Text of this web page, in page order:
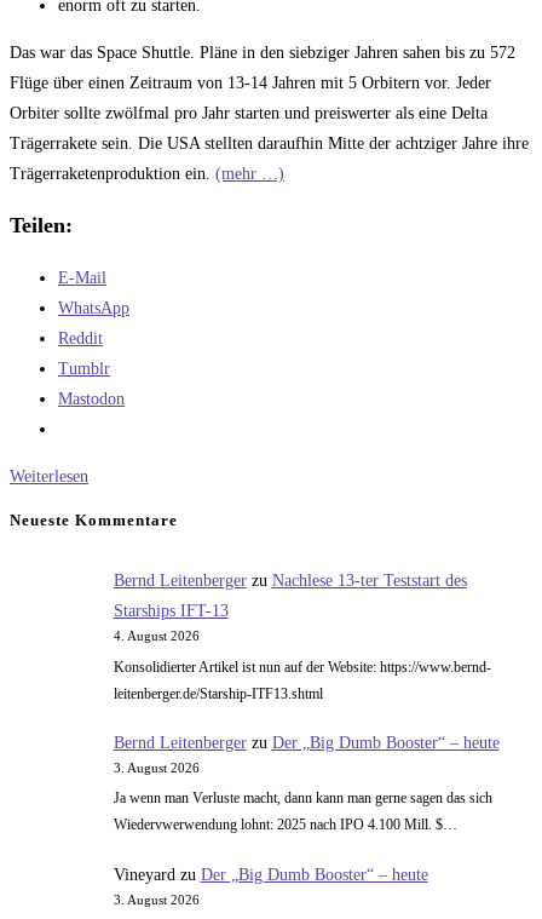
enorm oft zu starten.
Das war das Space Shuttle. Pläne in den siebziger Jahren sahen bis zu 572
Flüge über einen Zeitraum von 13-14 Jahren mit 5 Orbitern vor. Jeder
Orbiter sollte zwölfmal pro Jahr starten und preiswerter als eine Delta
Trägerrakete sein. Die USA stellten daraufhin Mitte der achtziger Jahre ihre
Trägerraketenproduktion ein. (mehr …)
Teilen:
E-Mail
WhatsApp
Reddit
Tumblr
Mastodon
Weiterlesen
Neueste Kommentare
Bernd Leitenbergerzu Nachlese 13-ter Teststart des
Starships IFT-13
4. August 2026
Konsolidierter Artikel ist nun auf der Website: https://www.bernd-
leitenberger.de/Starship-ITF13.shtml
Bernd Leitenbergerzu Der „Big Dumb Booster“ – heute
3. August 2026
Ja wenn man Verluste macht, dann kann man gerne sagen das sich
Wiedervwerwendung lohnt: 2025 nach IPO 4.100 Mill. $…
Vineyard zu Der „Big Dumb Booster“ – heute
3. August 2026